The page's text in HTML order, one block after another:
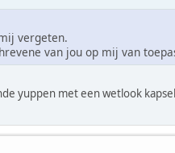
vergeten.
van jou op mij van
yuppen met een wetlook